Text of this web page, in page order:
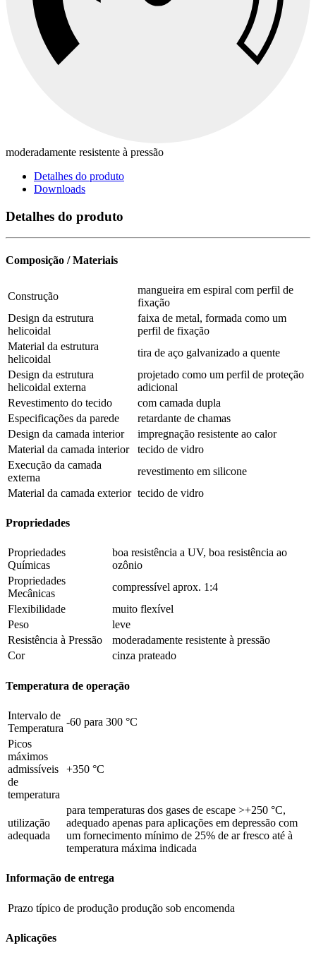
moderadamente resistente à pressão
Detalhes do produto
Downloads
Detalhes do produto
Composição / Materiais
Construção
mangueira em espiral com perfil de
fixação
Design da estrutura
helicoidal
faixa de metal, formada como um
perfil de fixação
Material da estrutura
helicoidal
tira de aço galvanizado a quente
Design da estrutura
helicoidal externa
projetado como um perfil de proteção
adicional
Revestimento do tecido
com camada dupla
Especificações da parede
retardante de chamas
Design da camada interior
impregnação resistente ao calor
Material da camada interior
tecido de vidro
Execução da camada
externa
revestimento em silicone
Material da camada exterior tecido de vidro
Propriedades
Propriedades
Químicas
boa resistência a UV, boa resistência ao
ozônio
Propriedades
Mecânicas
compressível aprox. 1:4
Flexibilidade
muito flexível
Peso
leve
Resistência à Pressão
moderadamente resistente à pressão
Cor
cinza prateado
Temperatura de operação
Intervalo de
Temperatura
-60 para 300 °C
Picos
máximos
admissíveis
de
temperatura
+350 °C
utilização
adequada
para temperaturas dos gases de escape >+250 °C,
adequado apenas para aplicações em depressão com
um fornecimento mínimo de 25% de ar fresco até à
temperatura máxima indicada
Informação de entrega
Prazo típico de produção produção sob encomenda
Aplicações